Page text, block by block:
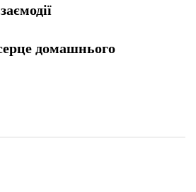
домашнього